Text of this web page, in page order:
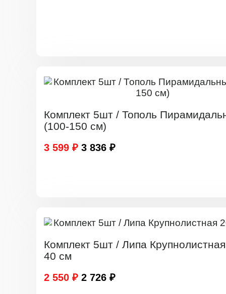
Комплект 5шт / Тополь
(100-150 см)
3 599 ₽ 3 836 ₽
Комплект 5шт / Липа
40 см
2 550 ₽ 2 726 ₽